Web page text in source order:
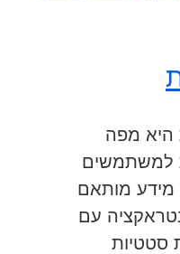
היא מפה
למשתמשים
מידע מותאם
עם
סטטיות